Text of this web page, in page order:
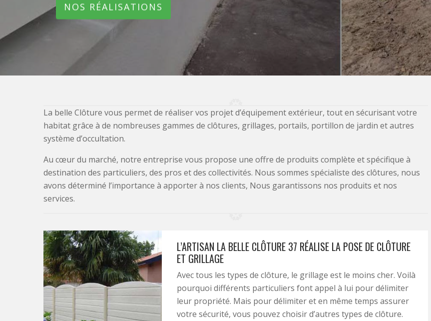
NOS RÉALISATIONS
La belle Clôture vous permet de réaliser vos projet d’équipement extérieur, tout en sécurisant votre
habitat grâce à de nombreuses gammes de clôtures, grillages, portails, portillon de jardin et autres
système d’occultation.
Au cœur du marché, notre entreprise vous propose une offre de produits complète et spécifique à
destination des particuliers, des pros et des collectivités. Nous sommes spécialiste des clôtures, nous
avons déterminé l’importance à apporter à nos clients, Nous garantissons nos produits et nos
services.
L’ARTISAN LA BELLE CLÔTURE 37 RÉALISE LA POSE DE CLÔTURE
ET GRILLAGE
Avec tous les types de clôture, le grillage est le moins cher. Voilà
pourquoi différents particuliers font appel à lui pour délimiter
leur propriété. Mais pour délimiter et en même temps assurer
votre sécurité, vous pouvez choisir d’autres types de clôture.